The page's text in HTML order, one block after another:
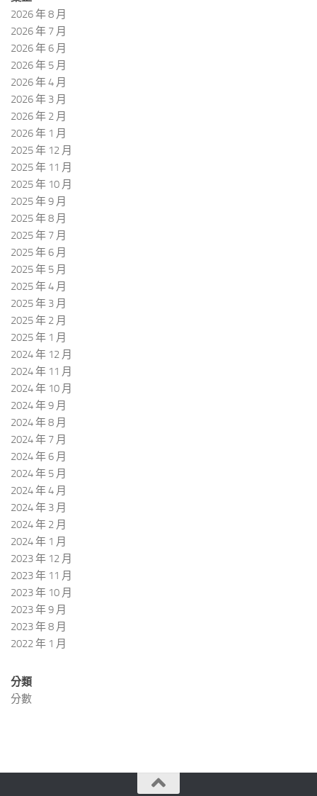
2026 年 8 月
2026 年 7 月
2026 年 6 月
2026 年 5 月
2026 年 4 月
2026 年 3 月
2026 年 2 月
2026 年 1 月
2025 年 12 月
2025 年 11 月
2025 年 10 月
2025 年 9 月
2025 年 8 月
2025 年 7 月
2025 年 6 月
2025 年 5 月
2025 年 4 月
2025 年 3 月
2025 年 2 月
2025 年 1 月
2024 年 12 月
2024 年 11 月
2024 年 10 月
2024 年 9 月
2024 年 8 月
2024 年 7 月
2024 年 6 月
2024 年 5 月
2024 年 4 月
2024 年 3 月
2024 年 2 月
2024 年 1 月
2023 年 12 月
2023 年 11 月
2023 年 10 月
2023 年 9 月
2023 年 8 月
2022 年 1 月
分類
分數